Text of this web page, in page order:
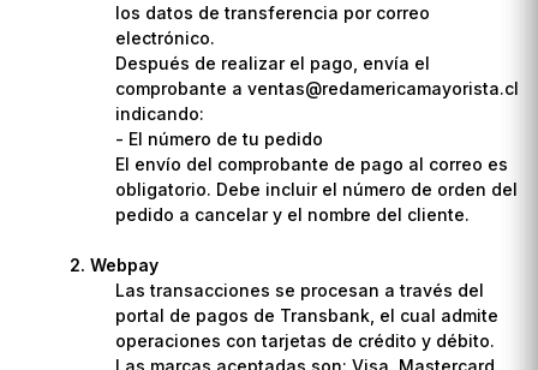
los datos de transferencia por correo
electrónico.
Después de realizar el pago, envía el
comprobante a ventas@redamericamayorista.cl
indicando:
- El número de tu pedido
El envío del comprobante de pago al correo es
obligatorio. Debe incluir el número de orden del
pedido a cancelar y el nombre del cliente.
Webpay
Las transacciones se procesan a través del
portal de pagos de Transbank, el cual admite
operaciones con tarjetas de crédito y débito.
Las marcas aceptadas son: Visa, Mastercard,